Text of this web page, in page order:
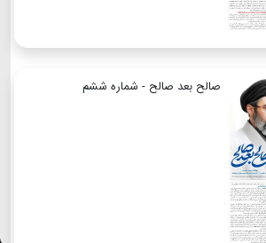
صالح بعد صالح - شماره ششم